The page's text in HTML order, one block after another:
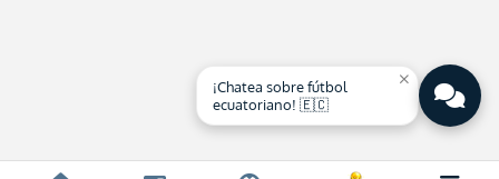
close
¡Chatea sobre fútbol
ecuatoriano! 🇪🇨